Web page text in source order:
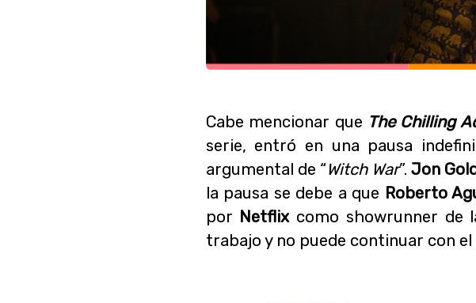
Cabe mencionar que The Chilling
serie, entró en una pausa
argumental de “Witch War”.Jon
la pausa se debe a que Roberto
por Netflixcomo showrunner de
trabajo y no puede continuar con